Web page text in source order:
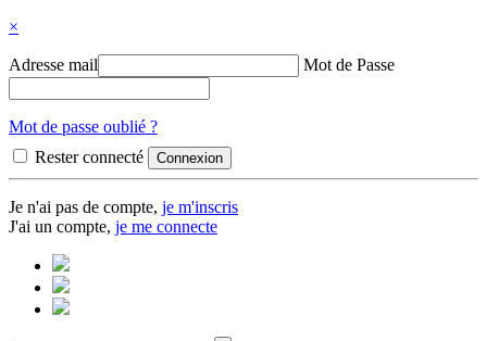
×
Adresse mail Mot de Passe
Mot de passe oublié ?
Rester connecté
Je n'ai pas de compte, je m'inscris
J'ai un compte, je me connecte